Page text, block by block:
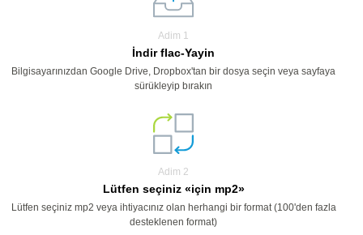
Adim 1
İndir flac-Yayin
Bilgisayarınızdan Google Drive, Dropbox'tan bir dosya seçin veya sayfaya
sürükleyip bırakın
Adim 2
Lütfen seçiniz «için mp2»
Lütfen seçiniz mp2 veya ihtiyacınız olan herhangi bir format (100'den fazla
desteklenen format)